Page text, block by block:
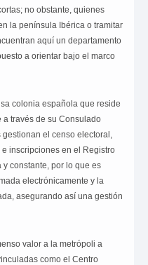
no obstante, quienes
la península Ibérica o tramitar
aquí un departamento
a orientar bajo el marco
colonia española que reside
través de su Consulado
el censo electoral,
inscripciones en el Registro
constante, por lo que es
electrónicamente y la
asegurando así una gestión
valor a la metrópoli a
como el Centro